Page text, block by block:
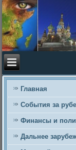
Главная
События за
Финансы и
Дальнее